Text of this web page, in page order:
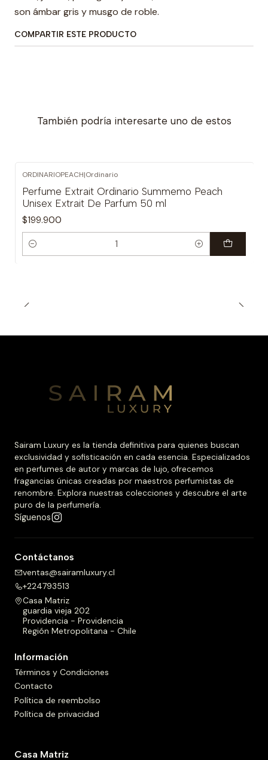
son ámbar gris y musgo de roble.
COMPARTIR ESTE PRODUCTO
También podría interesarte uno de estos
ORDINARIOPEACH|Ordinario
Perfume Extrait Ordinario Summemo Peach
Unisex Extrait De Parfum 50 ml
$199.900
Cantidad
Sairam Luxury es la tienda definitiva para quienes buscan
exclusividad y sofisticación en cada esencia. Especializados
en perfumes de autor y marcas de lujo, ofrecemos
fragancias únicas creadas por maestros perfumistas de
renombre. Explora nuestras colecciones y descubre el arte
puro de la perfumería.
Síguenos
Contáctanos
ventas@sairamluxury.cl
+224793513
Casa Matriz
guardia vieja 202
Providencia - Providencia
Región Metropolitana - Chile
Información
Términos y Condiciones
Contacto
Política de reembolso
Política de privacidad
Casa Matriz